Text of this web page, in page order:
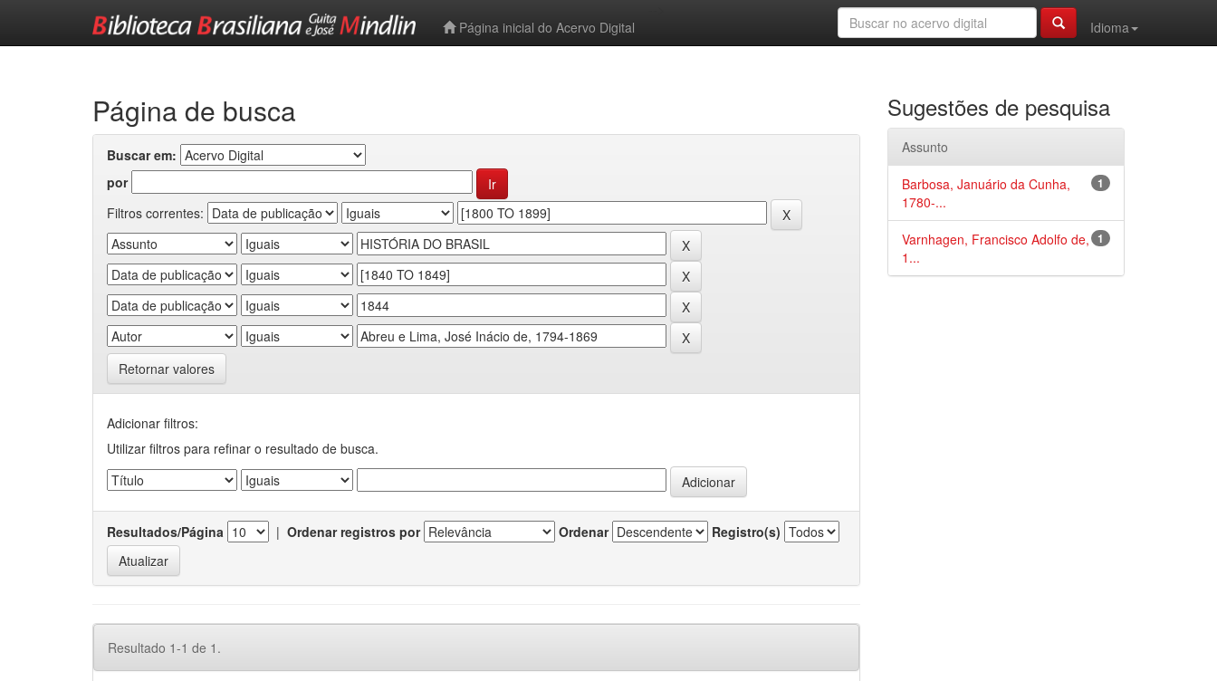
Página inicial do Acervo Digital
Idioma
Página de busca
Buscar em:
por
Filtros correntes:
Retornar valores
Adicionar filtros:
Utilizar filtros para refinar o resultado de busca.
Resultados/Página | Ordenar registros por Ordenar Registro(s)
Resultado 1-1 de 1.
Sugestões de pesquisa
Assunto
1
Barbosa, Januário da Cunha,
1780-...
1
Varnhagen, Francisco Adolfo de,
1...